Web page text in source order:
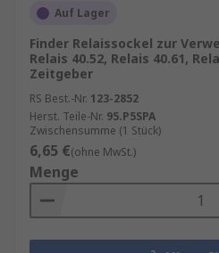
Auf Lager
Finder Relaissockel zur
Relais 40.52, Relais 40.61,
Zeitgeber
RS Best.-Nr. 123-2852
Herst. Teile-Nr. 95.P5SPA
Zwischensumme (1 Stück)
6,65 €(ohne MwSt.)
Menge